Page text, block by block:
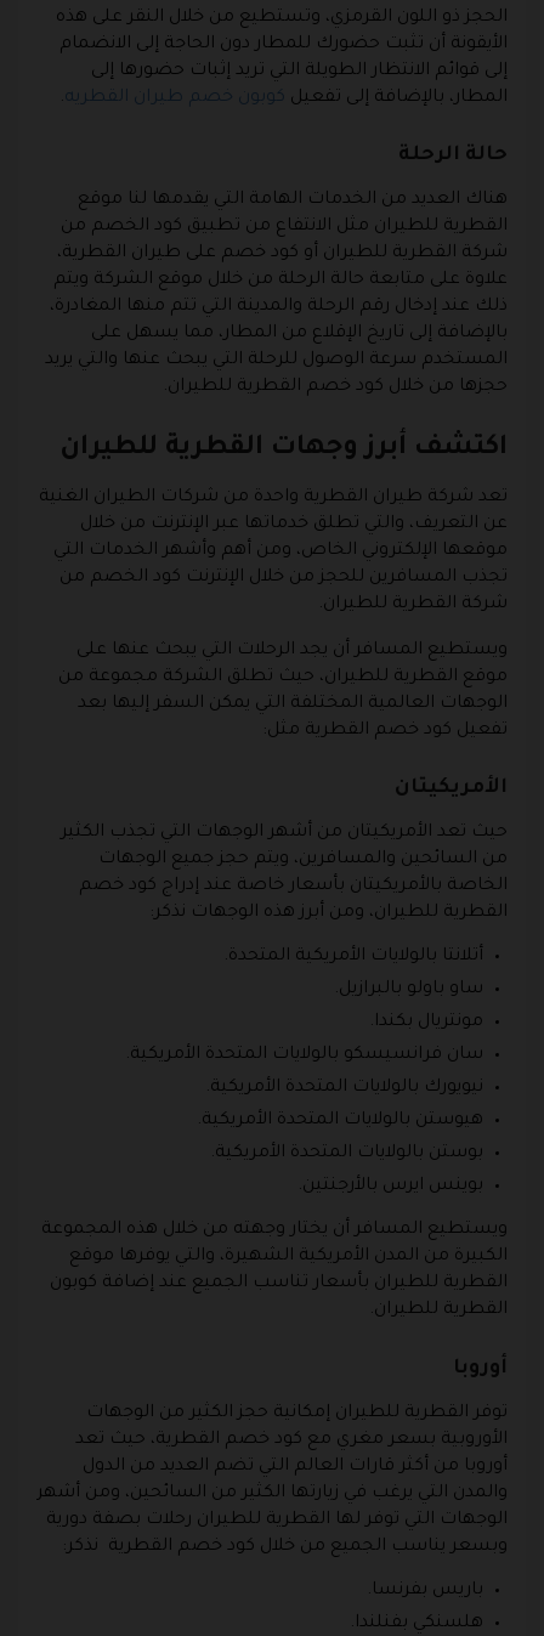
الحجز ذو اللون القرمزي، وتستطيع من خلال النقر على هذه
الأيقونة أن تثبت حضورك للمطار دون الحاجة إلى الانضمام
إلى قوائم الانتظار الطويلة التي تريد إثبات حضورها إلى
المطار، بالإضافة إلى تفعيل كوبون خصم طيران القطريه.
حالة الرحلة
هناك العديد من الخدمات الهامة التي يقدمها لنا موقع
القطرية للطيران مثل الانتفاع من تطبيق كود الخصم من
شركة القطرية للطيران أو كود خصم على طيران القطرية،
علاوة على متابعة حالة الرحلة من خلال موقع الشركة ويتم
ذلك عند إدخال رقم الرحلة والمدينة التي تتم منها المغادرة،
بالإضافة إلى تاريخ الإقلاع من المطار، مما يسهل على
المستخدم سرعة الوصول للرحلة التي يبحث عنها والتي يريد
حجزها من خلال كود خصم القطرية للطيران.
اكتشف أبرز وجهات القطرية للطيران
تعد شركة طيران القطرية واحدة من شركات الطيران الغنية
عن التعريف، والتي تطلق خدماتها عبر الإنترنت من خلال
موقعها الإلكتروني الخاص، ومن أهم وأشهر الخدمات التي
تجذب المسافرين للحجز من خلال الإنترنت كود الخصم من
شركة القطرية للطيران.
ويستطيع المسافر أن يجد الرحلات التي يبحث عنها على
موقع القطرية للطيران، حيث تطلق الشركة مجموعة من
الوجهات العالمية المختلفة التي يمكن السفر إليها بعد
تفعيل كود خصم القطرية مثل:
الأمريكيتان
حيث تعد الأمريكيتان من أشهر الوجهات التي تجذب الكثير
من السائحين والمسافرين، ويتم حجز جميع الوجهات
الخاصة بالأمريكيتان بأسعار خاصة عند إدراج كود خصم
القطرية للطيران، ومن أبرز هذه الوجهات نذكر:
أتلانتا بالولايات الأمريكية المتحدة.
ساو باولو بالبرازيل.
مونتريال بكندا.
سان فرانسيسكو بالولايات المتحدة الأمريكية.
نيويورك بالولايات المتحدة الأمريكية.
هيوستن بالولايات المتحدة الأمريكية.
بوستن بالولايات المتحدة الأمريكية.
بوينس ايرس بالأرجنتين.
ويستطيع المسافر أن يختار وجهته من خلال هذه المجموعة
الكبيرة من المدن الأمريكية الشهيرة، والتي يوفرها موقع
القطرية للطيران بأسعار تناسب الجميع عند إضافة كوبون
القطرية للطيران.
أوروبا
توفر القطرية للطيران إمكانية حجز الكثير من الوجهات
الأوروبية بسعر مغري مع كود خصم القطرية، حيث تعد
أوروبا من أكثر قارات العالم التي تضم العديد من الدول
والمدن التي يرغب في زيارتها الكثير من السائحين، ومن أشهر
الوجهات التي توفر لها القطرية للطيران رحلات بصفة دورية
وبسعر يناسب الجميع من خلال كود خصم القطرية نذكر:
باريس بفرنسا.
هلسنكي بفنلندا.